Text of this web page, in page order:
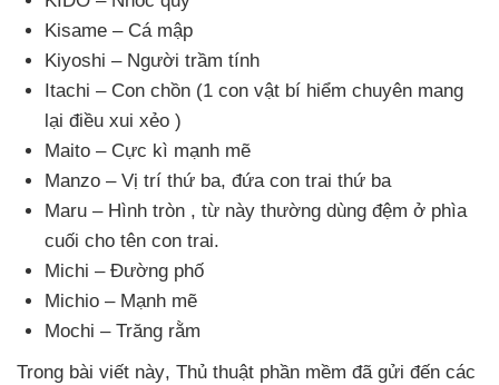
Kisame – Cá mập
Kiyoshi – Người trầm tính
Itachi – Con chồn (1 con vật bí hiểm chuyên mang
lại điều xui xẻo )
Maito – Cực kì mạnh mẽ
Manzo – Vị trí thứ ba, đứa con trai thứ ba
Maru – Hình tròn , từ này thường dùng đệm ở phìa
cuối cho tên con trai.
Michi – Đường phố
Michio – Mạnh mẽ
Mochi – Trăng rằm
Trong bài viết này, Thủ thuật phần mềm đã gửi đến các